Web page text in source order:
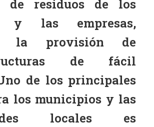
de residuos de los
y las empresas,
la provisión de
de fácil
de los principales
los municipios y las
locales es